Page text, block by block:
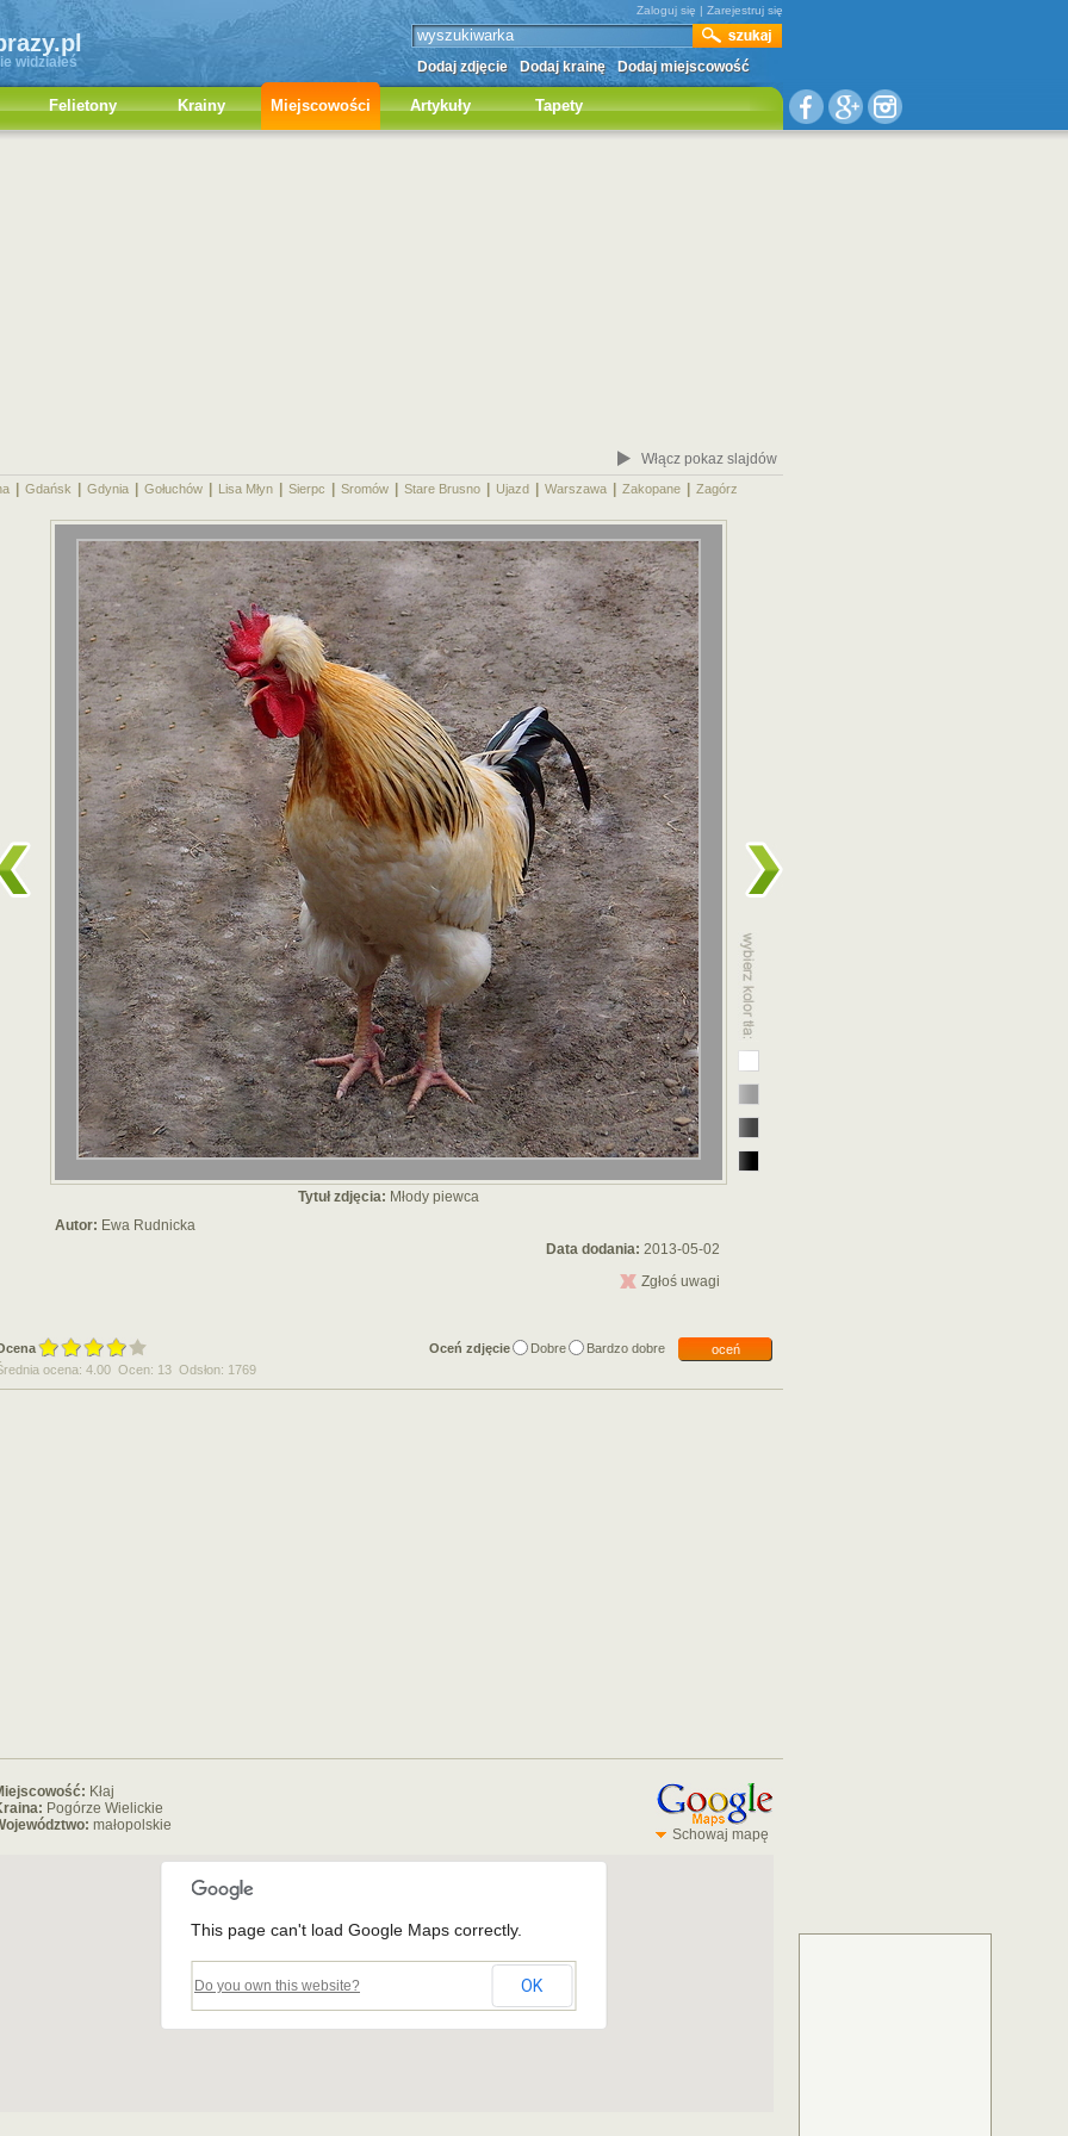
widziałeś
Zaloguj się | Zarejestruj się
Dodaj zdjęcie Dodaj krainę Dodaj miejscowość
Felietony Krainy Miejscowości Artykuły Tapety
Włącz pokaz slajdów
Gdańsk Gdynia Gołuchów Lisa Młyn Sierpc Sromów Stare Brusno Ujazd Warszawa Zakopane Zagórz
Tytuł zdjęcia: Młody piewca
Autor: Ewa Rudnicka
Data dodania: 2013-05-02
Zgłoś uwagi
Oceń zdjęcie Dobre Bardzo dobre
oceń
ocena: 4.00 Ocen: 13 Odsłon: 1769
Kłaj
Pogórze Wielickie
małopolskie
Schowaj mapę
This page can't load Google Maps correctly.
Do you own this website? OK